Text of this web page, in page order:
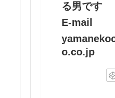
る男です
E-mail
o.co.jp